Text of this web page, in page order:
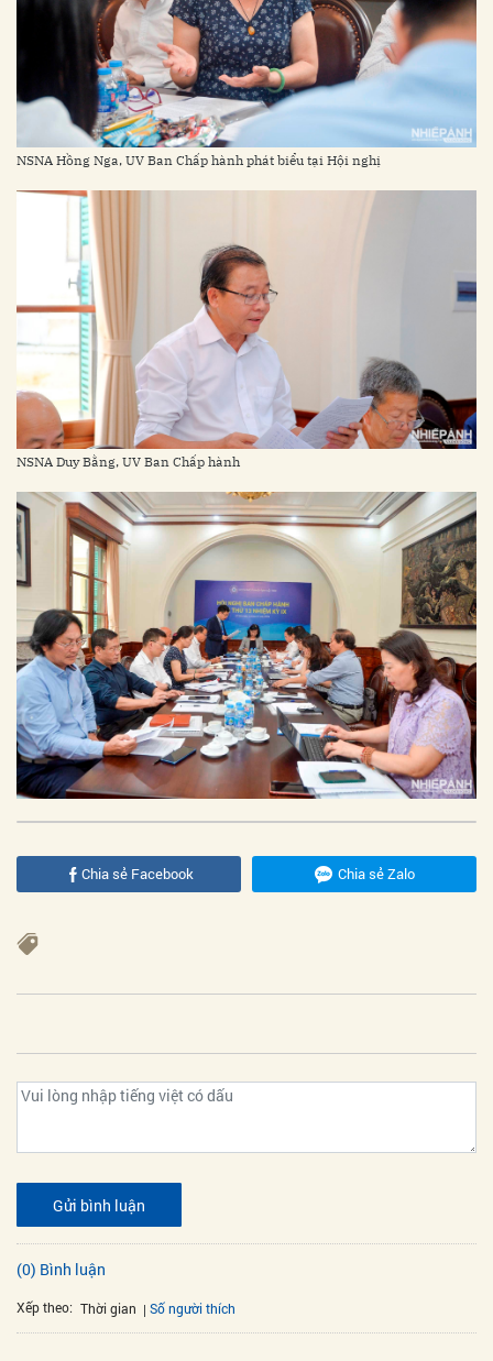
NSNA Hồng Nga, UV Ban Chấp hành phát biểu tại Hội nghị
NSNA Duy Bằng, UV Ban Chấp hành
Chia sẻ Facebook Chia sẻ Zalo
Gửi bình luận
(0) Bình luận
Xếp theo: Thời gian Số người thích